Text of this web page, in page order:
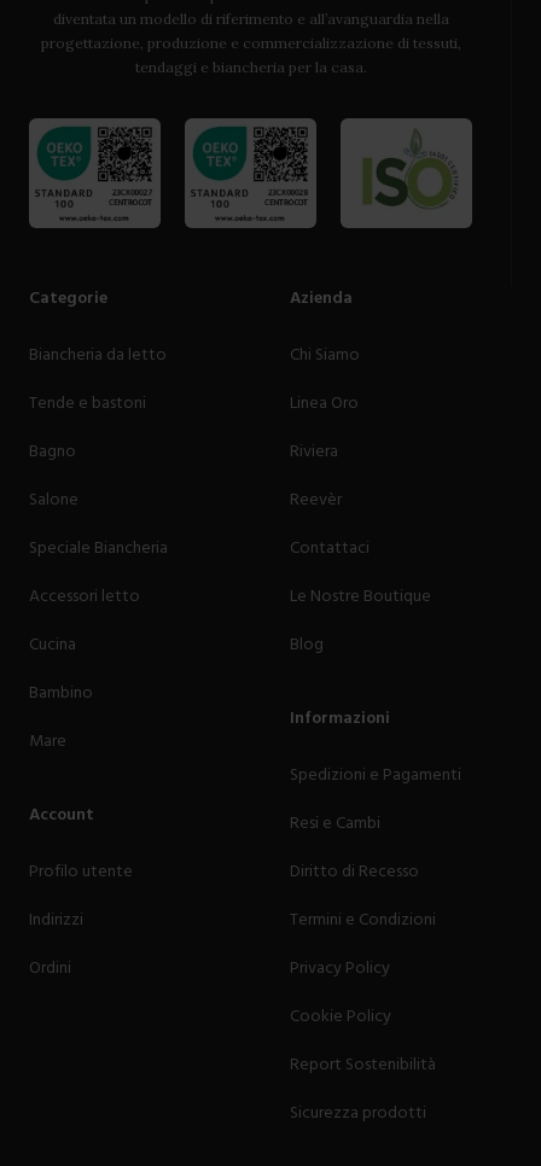
diventata un modello di riferimento e all’avanguardia nella
progettazione, produzione e commercializzazione di tessuti,
tendaggi e biancheria per la casa.
Categorie
Biancheria da letto
Tende e bastoni
Bagno
Salone
Speciale Biancheria
Accessori letto
Cucina
Bambino
Mare
Account
Profilo utente
Indirizzi
Ordini
Azienda
Chi Siamo
Linea Oro
Riviera
Reevèr
Contattaci
Le Nostre Boutique
Blog
Informazioni
Spedizioni e Pagamenti
Resi e Cambi
Diritto di Recesso
Termini e Condizioni
Privacy Policy
Cookie Policy
Report Sostenibilità
Sicurezza prodotti